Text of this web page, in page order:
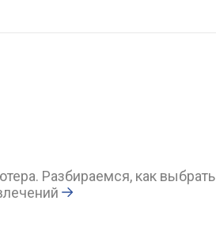
Разбираемся, как выбрать